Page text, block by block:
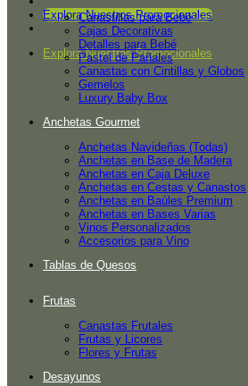
Explora Nuestros Promocionales
Explora Nuestros Promocionales
Canastillas para Bebé
Cajas Decorativas
Detalles para Bebé
Pastel de Pañales
Canastas con Cintillas y Globos
Gemelos
Luxury Baby Box
Anchetas Gourmet
Anchetas Navideñas (Todas)
Anchetas en Base de Madera
Anchetas en Caja Deluxe
Anchetas en Cestas y Canastos
Anchetas en Baúles Premium
Anchetas en Bases Varias
Vinos Personalizados
Accesorios para Vino
Tablas de Quesos
Frutas
Canastas Frutales
Frutas y Licores
Flores y Frutas
Desayunos